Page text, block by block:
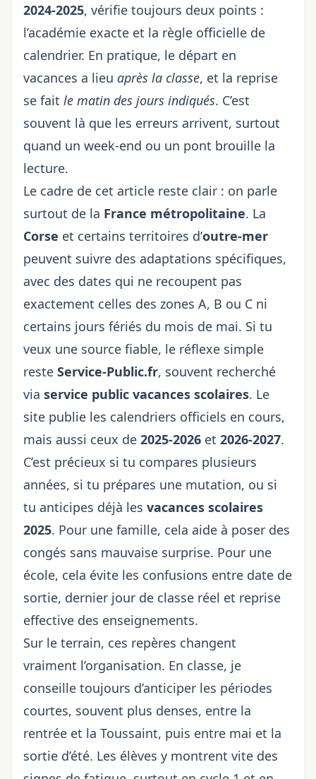
2024-2025, vérifie toujours deux points :
l’académie exacte et la règle officielle de
calendrier. En pratique, le départ en
vacances a lieu après la classe, et la reprise
se fait le matin des jours indiqués. C’est
souvent là que les erreurs arrivent, surtout
quand un week-end ou un pont brouille la
lecture.
Le cadre de cet article reste clair : on parle
surtout de la France métropolitaine. La
Corse et certains territoires d’outre-mer
peuvent suivre des adaptations spécifiques,
avec des dates qui ne recoupent pas
exactement celles des zones A, B ou C ni
certains jours fériés du mois de mai. Si tu
veux une source fiable, le réflexe simple
reste Service-Public.fr, souvent recherché
via service public vacances scolaires. Le
site publie les calendriers officiels en cours,
mais aussi ceux de 2025-2026 et 2026-2027.
C’est précieux si tu compares plusieurs
années, si tu prépares une mutation, ou si
tu anticipes déjà les vacances scolaires
2025. Pour une famille, cela aide à poser des
congés sans mauvaise surprise. Pour une
école, cela évite les confusions entre date de
sortie, dernier jour de classe réel et reprise
effective des enseignements.
Sur le terrain, ces repères changent
vraiment l’organisation. En classe, je
conseille toujours d’anticiper les périodes
courtes, souvent plus denses, entre la
rentrée et la Toussaint, puis entre mai et la
sortie d’été. Les élèves y montrent vite des